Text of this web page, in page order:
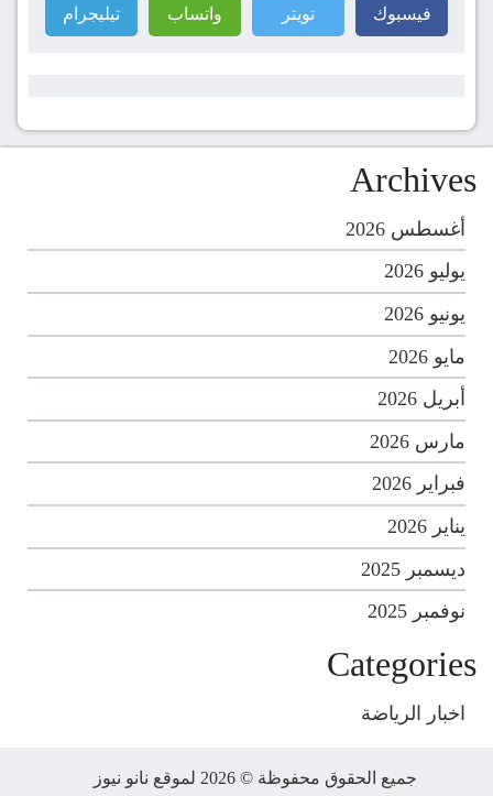
فيسبوك تويتر واتساب تيليجرام
Archives
أغسطس 2026
يوليو 2026
يونيو 2026
مايو 2026
أبريل 2026
مارس 2026
فبراير 2026
يناير 2026
ديسمبر 2025
نوفمبر 2025
Categories
اخبار الرياضة
جميع الحقوق محفوظة © 2026 لموقع نانو نيوز